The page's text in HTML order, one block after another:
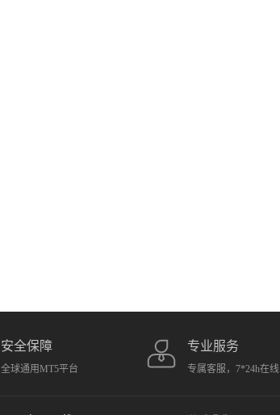
安全保障
全球通用MT5平台
专业服务
专属客服，7*24h在线